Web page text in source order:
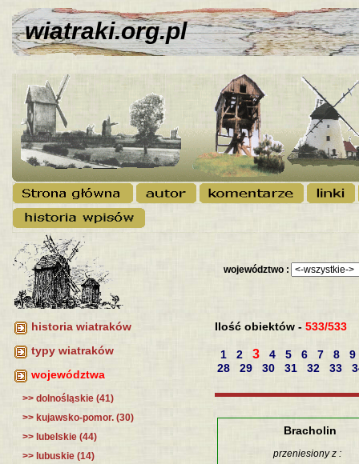
wiatraki.org.pl
historia wiatraków
typy wiatraków
województwa
>> dolnośląskie (41)
>> kujawsko-pomor. (30)
>> lubelskie (44)
>> lubuskie (14)
województwo :
Ilość obiektów - 533/533
1 2 3 4 5 6 7 8
9
28
29 30 31 32 33
Bracholin
przeniesiony z :